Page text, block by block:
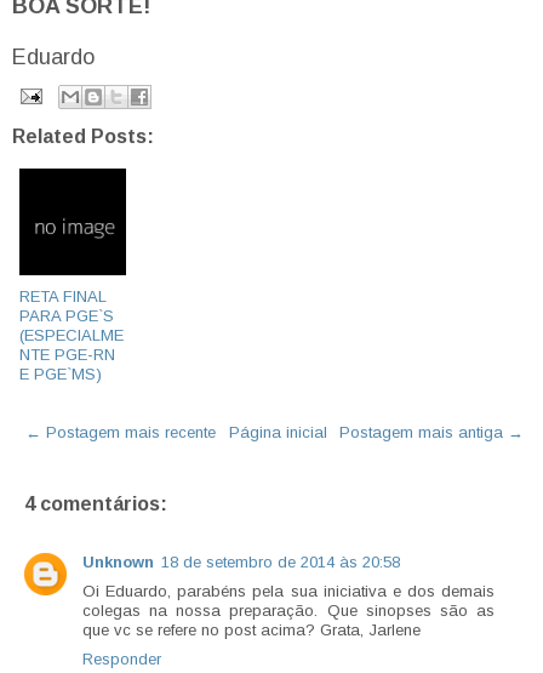
BOA SORTE!
Eduardo
Related Posts:
RETA FINAL
PARA PGE`S
(ESPECIALME
NTE PGE-RN
E PGE`MS)
← Postagem mais recente Postagem mais antiga →
Página inicial
4 comentários:
Unknown 18 de setembro de 2014 às 20:58
Oi Eduardo, parabéns pela sua iniciativa e dos demais
colegas na nossa preparação. Que sinopses são as
que vc se refere no post acima? Grata, Jarlene
Responder